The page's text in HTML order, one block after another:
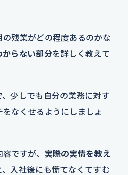
残業がどの程度あるのかな
らない部分を詳しく教えて
少しでも自分の業務に対す
なくせるようにしましょ
ですが、 実際の実情を教え
、入社後にも慌てなくてすむ